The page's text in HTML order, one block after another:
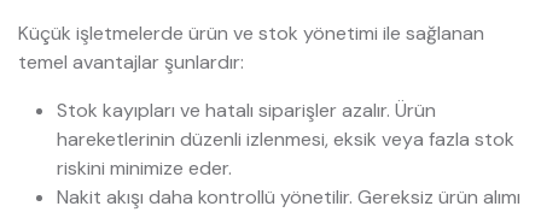
Küçük işletmelerde ürün ve stok yönetimi ile sağlanan
temel avantajlar şunlardır:
Stok kayıpları ve hatalı siparişler azalır. Ürün
hareketlerinin düzenli izlenmesi, eksik veya fazla stok
riskini minimize eder.
Nakit akışı daha kontrollü yönetilir. Gereksiz ürün alımı